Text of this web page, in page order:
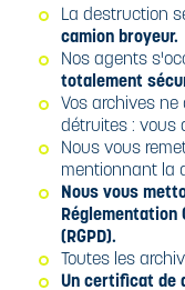
La destruction
camion broyeur.
Nos agents
totalement
Vos archives
détruites : vous
Nous vous
mentionnant la
Nous vous
Réglementation
(RGPD).
Toutes les
Un certificat de